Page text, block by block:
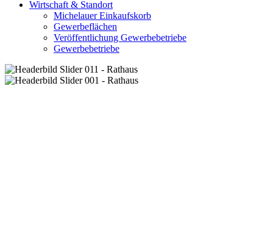
Wirtschaft & Standort
Michelauer Einkaufskorb
Gewerbeflächen
Veröffentlichung Gewerbebetriebe
Gewerbebetriebe